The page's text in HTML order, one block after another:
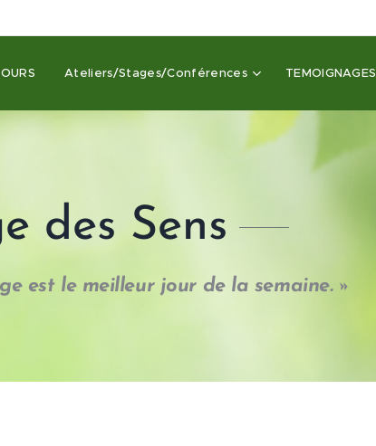
Ateliers/Stages/Conférences TEMOIGNAGES
des Sens
est le meilleur jour de la semaine. »